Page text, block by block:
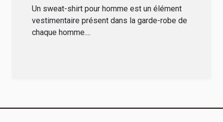
Un sweat-shirt pour homme est un élément
vestimentaire présent dans la garde-robe de
chaque homme....